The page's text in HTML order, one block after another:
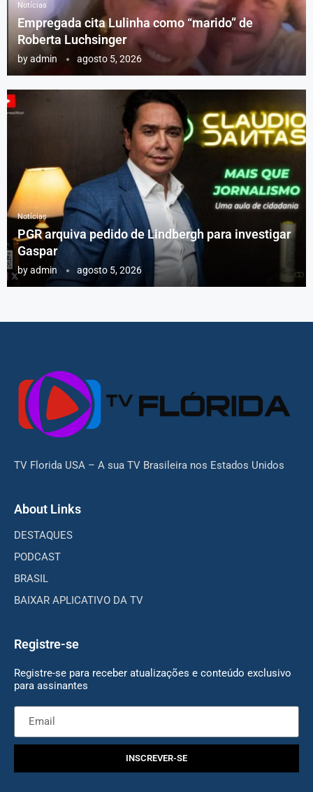
Notícias
Empregada cita Lulinha como “marido” de
Roberta Luchsinger
byadmin agosto 5, 2026
Notícias
PGR arquiva pedido de Lindbergh para investigar
Gaspar
byadmin agosto 5, 2026
TV Florida USA – A sua TV Brasileira nos Estados Unidos
About Links
DESTAQUES
PODCAST
BRASIL
BAIXAR APLICATIVO DA TV
Registre-se
Registre-se para receber atualizações e conteúdo exclusivo
para assinantes
INSCREVER-SE